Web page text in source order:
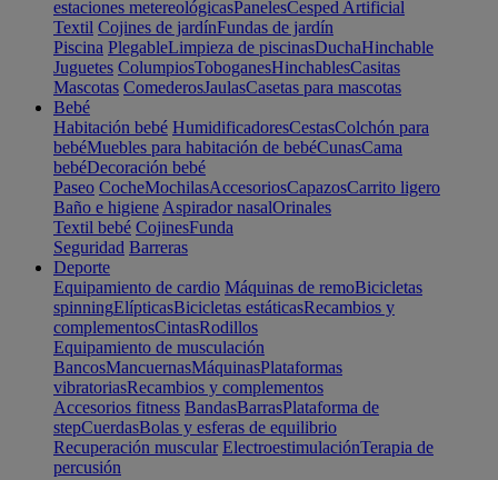
estaciones metereológicasPanelesCesped Artificial
Textil Cojines de jardínFundas de jardín
Piscina PlegableLimpieza de piscinasDuchaHinchable
Juguetes ColumpiosToboganesHinchablesCasitas
Mascotas ComederosJaulasCasetas para mascotas
Bebé
Habitación bebé HumidificadoresCestasColchón para
bebéMuebles para habitación de bebéCunasCama
bebéDecoración bebé
Paseo CocheMochilasAccesoriosCapazosCarrito ligero
Baño e higiene Aspirador nasalOrinales
Textil bebé CojinesFunda
Seguridad Barreras
Deporte
Equipamiento de cardio Máquinas de remoBicicletas
spinningElípticasBicicletas estáticasRecambios y
complementosCintasRodillos
Equipamiento de musculación
BancosMancuernasMáquinasPlataformas
vibratoriasRecambios y complementos
Accesorios fitness BandasBarrasPlataforma de
stepCuerdasBolas y esferas de equilibrio
Recuperación muscular ElectroestimulaciónTerapia de
percusión